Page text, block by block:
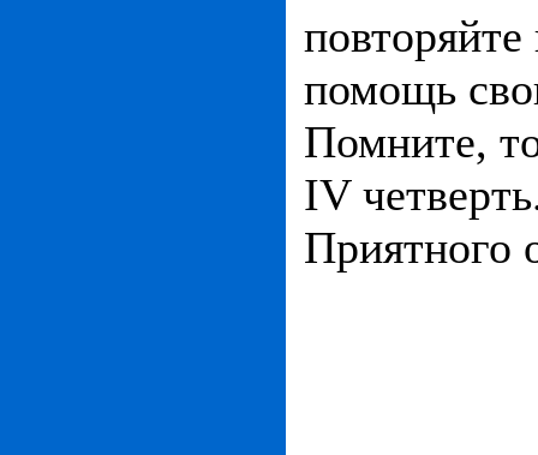
помощь
Помните,
IV
Приятного